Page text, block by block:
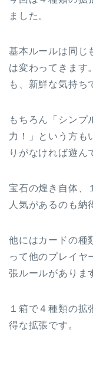
ました。
基本ルールは同じ
は変わってきます
も、新鮮な気持ち
もちろん「シンプ
力！」という方も
りがなければ遊ん
宝石の煌き自体、
人気があるのも納
他にはカードの種
って他のプレイヤ
張ルールがありま
１箱で４種類の拡
得な拡張です。